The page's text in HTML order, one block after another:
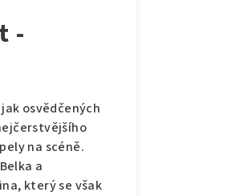
-
osvědčených
na scéně.
a
který se však